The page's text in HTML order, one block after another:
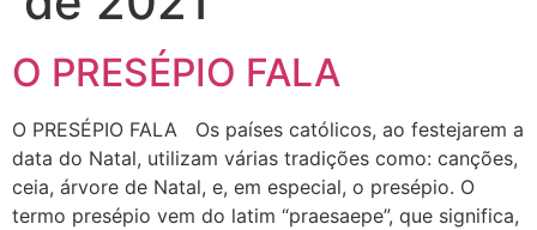
O PRESÉPIO FALA
O PRESÉPIO FALA Os países católicos, ao festejarem a
data do Natal, utilizam várias tradições como: canções,
ceia, árvore de Natal, e, em especial, o presépio. O
termo presépio vem do latim “praesaepe”, que significa,